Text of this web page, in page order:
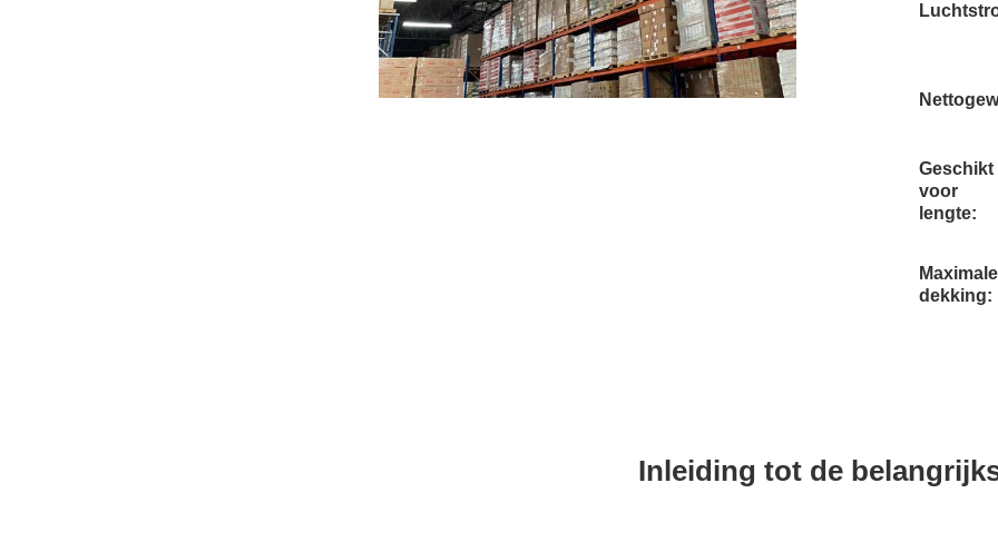
Geschikt
voor
lengte:
Maximale
dekking:
Inleiding tot de